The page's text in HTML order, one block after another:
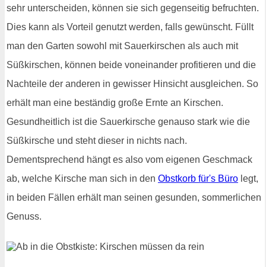
sehr unterscheiden, können sie sich gegenseitig befruchten.
Dies kann als Vorteil genutzt werden, falls gewünscht. Füllt
man den Garten sowohl mit Sauerkirschen als auch mit
Süßkirschen, können beide voneinander profitieren und die
Nachteile der anderen in gewisser Hinsicht ausgleichen. So
erhält man eine beständig große Ernte an Kirschen.
Gesundheitlich ist die Sauerkirsche genauso stark wie die
Süßkirsche und steht dieser in nichts nach.
Dementsprechend hängt es also vom eigenen Geschmack
ab, welche Kirsche man sich in den Obstkorb für's Büro legt,
in beiden Fällen erhält man seinen gesunden, sommerlichen
Genuss.